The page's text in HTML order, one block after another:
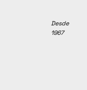
Desde
1967